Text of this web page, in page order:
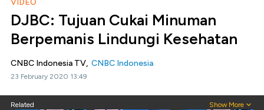
VIDEO
DJBC: Tujuan Cukai Minuman
Berpemanis Lindungi Kesehatan
CNBC Indonesia TV, CNBC Indonesia
23 February 2020 13:49
Related Show More